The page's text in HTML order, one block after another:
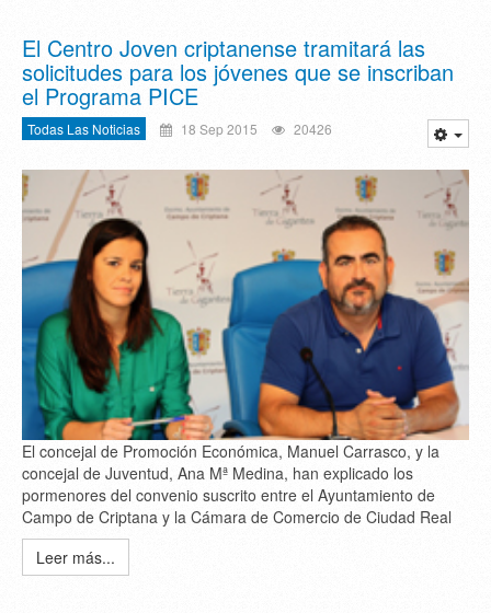
El Centro Joven criptanense tramitará las
solicitudes para los jóvenes que se inscriban
el Programa PICE
Todas Las Noticias 18 Sep 2015 20426
El concejal de Promoción Económica, Manuel Carrasco, y la
concejal de Juventud, Ana Mª Medina, han explicado los
pormenores del convenio suscrito entre el Ayuntamiento de
Campo de Criptana y la Cámara de Comercio de Ciudad Real
Leer más...